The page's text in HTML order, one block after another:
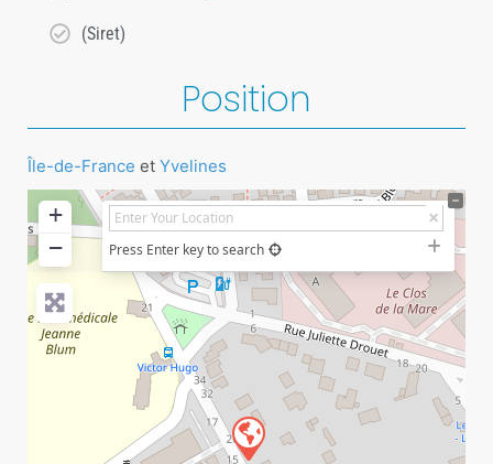
(Siret)
Position
Île-de-France et Yvelines
+
−
Press Enter key to search